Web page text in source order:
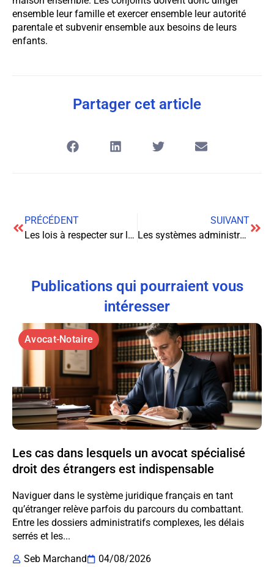
ensemble leur famille et exercer ensemble leur autorité
parentale et subvenir ensemble aux besoins de leurs
enfants.
Partager cet article
PRÉCÉDENT
Les lois à respecter sur la création d’entreprises en Suisse
SUIVANT
Les systèmes administratifs afin de pallier les inégalités salariales
Publications qui pourraient vous
intéresser
Avocat-Notaire
Les cas dans lesquels un avocat spécialisé
droit des étrangers est indispensable
Naviguer dans le système juridique français en tant
qu’étranger relève parfois du parcours du combattant.
Entre les dossiers administratifs complexes, les délais
serrés et les...
Seb Marchand
04/08/2026